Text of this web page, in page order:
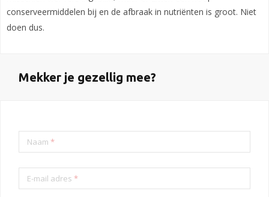
conserveermiddelen bij en de afbraak in nutriënten is groot. Niet
doen dus.
Mekker je gezellig mee?
Naam *
E-mail adres *